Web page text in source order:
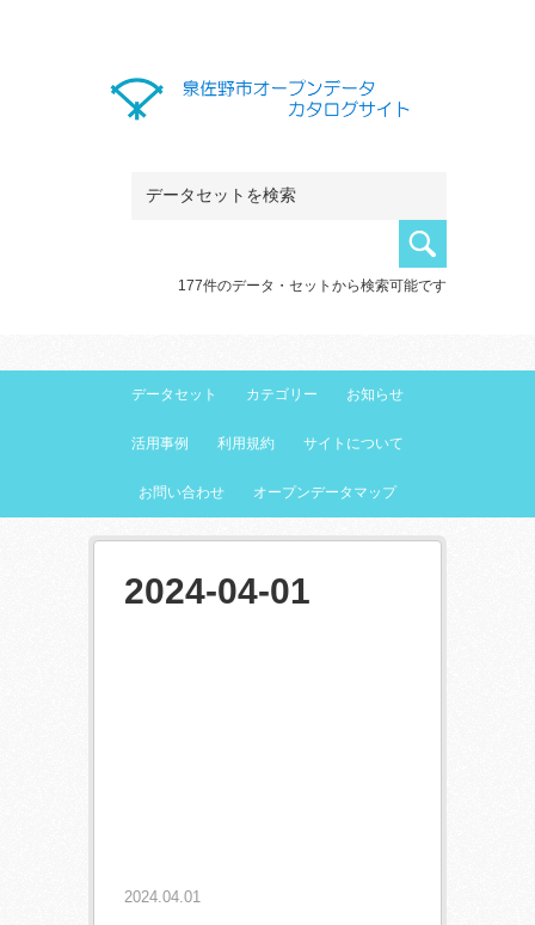
177件のデータ・セットから検索可能です
データセット カテゴリー お知らせ
活用事例 利用規約 サイトについて
お問い合わせ オープンデータマップ
2024-04-01
2024.04.01